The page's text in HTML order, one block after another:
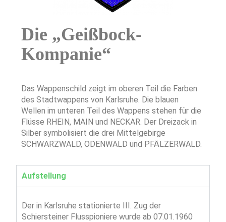
Die „Geißbock-
Kompanie“
Das Wappenschild zeigt im oberen Teil die Farben
des Stadtwappens von Karlsruhe. Die blauen
Wellen im unteren Teil des Wappens stehen für die
Flüsse RHEIN, MAIN und NECKAR. Der Dreizack in
Silber symbolisiert die drei Mittelgebirge
SCHWARZWALD, ODENWALD und PFÄLZERWALD.
Aufstellung
Der in Karlsruhe stationierte III. Zug der
Schiersteiner Flusspioniere wurde ab 07.01.1960